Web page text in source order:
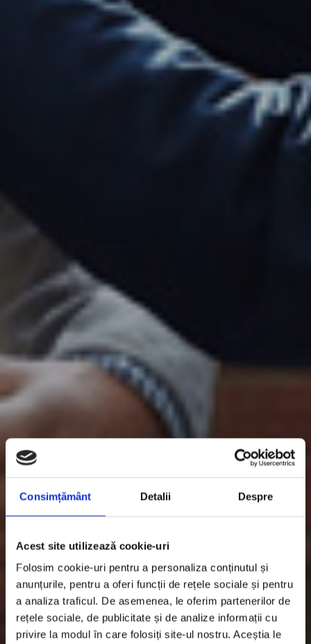
Consimțământ Detalii Despre
Acest site utilizează cookie-uri
Folosim cookie-uri pentru a personaliza conținutul și
anunțurile, pentru a oferi funcții de rețele sociale și pentru
a analiza traficul. De asemenea, le oferim partenerilor de
rețele sociale, de publicitate și de analize informații cu
privire la modul în care folosiți site-ul nostru. Aceștia le